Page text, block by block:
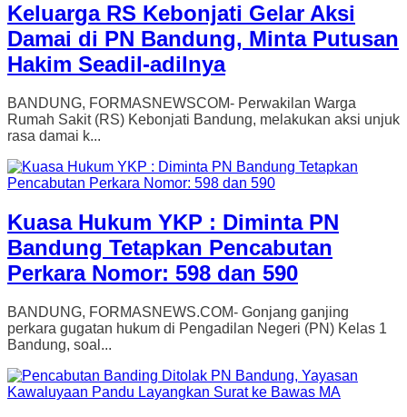
Keluarga RS Kebonjati Gelar Aksi
Damai di PN Bandung, Minta Putusan
Hakim Seadil-adilnya
BANDUNG, FORMASNEWSCOM- Perwakilan Warga
Rumah Sakit (RS) Kebonjati Bandung, melakukan aksi unjuk
rasa damai k...
Kuasa Hukum YKP : Diminta PN
Bandung Tetapkan Pencabutan
Perkara Nomor: 598 dan 590
BANDUNG, FORMASNEWS.COM- Gonjang ganjing
perkara gugatan hukum di Pengadilan Negeri (PN) Kelas 1
Bandung, soal...